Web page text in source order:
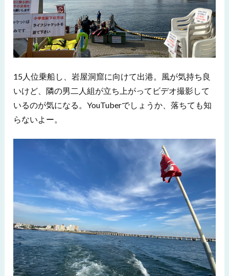
15人位乗船し、岩屋洞窟に向けて出港。風が気持ち良
いけど、隣の男二人組が立ち上がってビデオ撮影して
いるのが気になる。YouTuberでしょうか、落ちても知
らないよー。